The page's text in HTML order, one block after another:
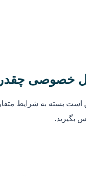
خصوصی
بسته به شرایط
بگیرید.